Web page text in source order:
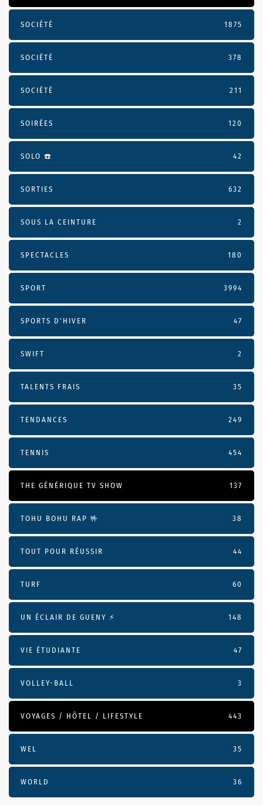
SOCIÉTÉ 1875
SOCIÉTÉ 378
SOCIÉTÉ 211
SOIRÉES 120
SOLO ☎️ 42
SORTIES 632
SOUS LA CEINTURE 2
SPECTACLES 180
SPORT 3994
SPORTS D'HIVER 47
SWIFT 2
TALENTS FRAIS 35
TENDANCES 249
TENNIS 454
THE GÉNÉRIQUE TV SHOW 137
TOHU BOHU RAP 🤟 38
TOUT POUR RÉUSSIR 44
TURF 60
UN ÉCLAIR DE GUENY ⚡️ 148
VIE ÉTUDIANTE 47
VOLLEY-BALL 3
VOYAGES / HÔTEL / LIFESTYLE 443
WEL 35
WORLD 36